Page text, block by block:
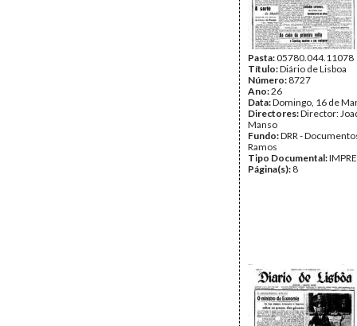
Pasta:05780.044.11078
Título:Diário de Lisboa
Número: 8727
Ano:26
Data:Domingo, 16 de
Directores:Director:
Manso
Fundo:DRR -
Ramos
Tipo Documental:
Página(s): 8